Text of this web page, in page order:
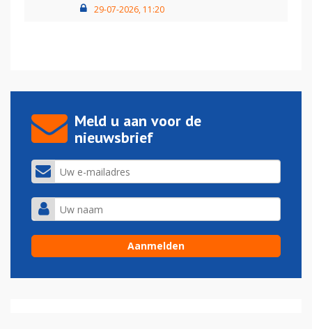
29-07-2026, 11:20
Meld u aan voor de
nieuwsbrief